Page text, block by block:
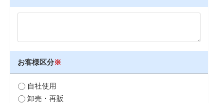
お客様区分※
自社使用
卸売・再販